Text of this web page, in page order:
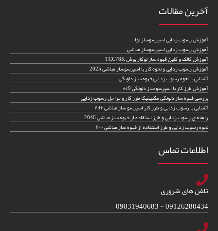
آخرین مقالات
آموزش رسوب زدایی اسپرسوساز نوا
آموزش رسوب زدایی اسپرسوساز مباشی
آموزش کالک و کلین قهوه ساز توکار بوش TCC78K
آموزش رسوب زدایی و نحوه کار با اسپرسوساز مباشی 2025
آشنایی با نحوه رسوب زدایی قهوه ساز دلونگی
آموزش طرز کار با اسپرسو ساز دلونگی ec9
بررسی قهوه ساز دلونگی مگنیفیکا طرز کار و مراحل رسوب زدایی
آشنایی با رسوب زدایی و طرز کار اسپرسو ساز مباشی ۲۰۱۶
راهنمای رسوب زدایی و طرز استفاده از قهوه ساز مباشی 2046
نحوه رسوب زدایی و طرز استفاده از قهوه ساز مباشی ۲۰۱۰
اطلاعات تماس
تلفن های ضروری
09126280434 - 09031940683